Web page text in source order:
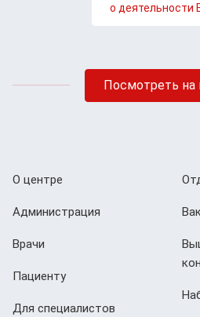
о
Посмотреть на
О центре
Администрация
Врачи
Пациенту
Для специалистов